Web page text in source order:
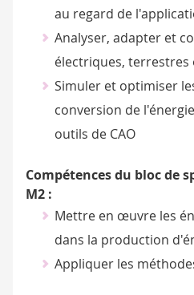
au regard de
Analyser, adapter et
électriques, terrestres
Simuler et optimiser
conversion de
outils de CAO
Compétences du bloc de
M2 :
Mettre en œuvre les
dans la production
Appliquer les